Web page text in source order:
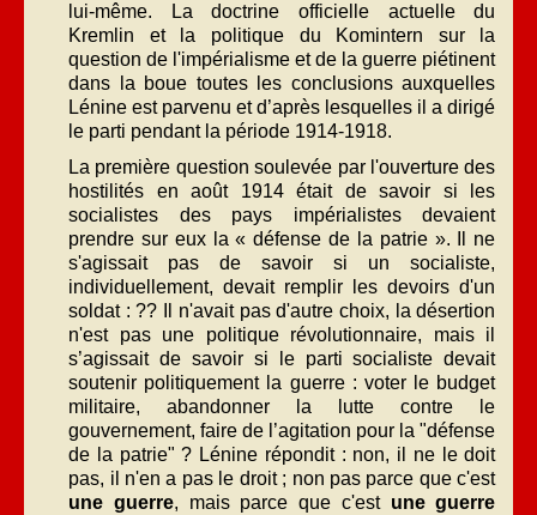
lui-même. La doctrine officielle actuelle du
Kremlin et la politique du Komintern sur la
question de l'impérialisme et de la guerre piétinent
dans la boue toutes les conclusions auxquelles
Lénine est parvenu et d’après lesquelles il a dirigé
le parti pendant la période 1914-1918.
La première question soulevée par l'ouverture des
hostilités en août 1914 était de savoir si les
socialistes des pays impérialistes devaient
prendre sur eux la « défense de la patrie ». Il ne
s'agissait pas de savoir si un socialiste,
individuellement, devait remplir les devoirs d'un
soldat : ?? Il n'avait pas d'autre choix, la désertion
n'est pas une politique révolutionnaire, mais il
s’agissait de savoir si le parti socialiste devait
soutenir politiquement la guerre : voter le budget
militaire, abandonner la lutte contre le
gouvernement, faire de l’agitation pour la "défense
de la patrie" ? Lénine répondit : non, il ne le doit
pas, il n'en a pas le droit ; non pas parce que c'est
une guerre, mais parce que c'est une guerre